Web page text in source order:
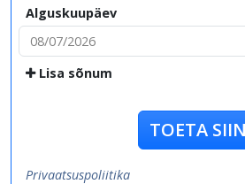
Alguskuupäev
Lisa sõnum
TOETA SIIN
Privaatsuspoliitika